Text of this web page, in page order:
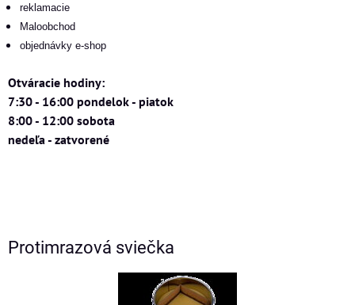
reklamacie
Maloobchod
objednávky e-shop
Otváracie hodiny:
7:30 - 16:00 pondelok - piatok
8:00 - 12:00 sobota
nedeľa - zatvorené
Protimrazová sviečka